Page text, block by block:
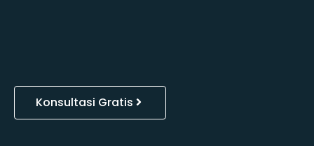
Konsultasi Gratis